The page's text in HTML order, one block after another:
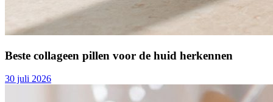
Beste collageen pillen voor de huid herkennen
30 juli 2026